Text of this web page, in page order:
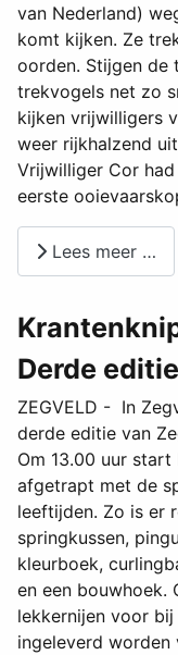
van Nederland)
komt kijken. Ze
oorden. Stijgen de
trekvogels net zo
kijken vrijwilligers
weer rijkhalzend
Vrijwilliger Cor
eerste
Lees meer …
Derde
ZEGVELD - In
derde editie van
Om 13.00 uur
afgetrapt met de
leeftijden. Zo is er
springkussen,
kleurboek,
en een bouwhoek.
lekkernijen voor
ingeleverd